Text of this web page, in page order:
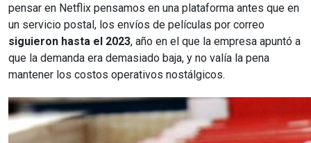
pensar en Netflix pensamos en una plataforma antes que en
un servicio postal, los envíos de películas por correo
siguieron hasta el 2023, año en el que la empresa apuntó a
que la demanda era demasiado baja, y no valía la pena
mantener los costos operativos nostálgicos.